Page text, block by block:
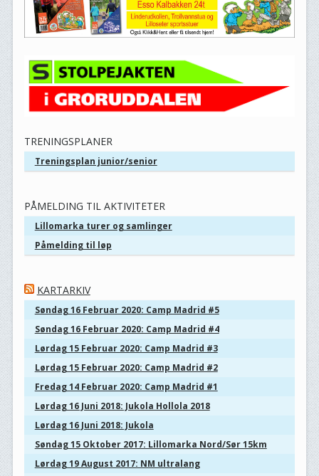
TRENINGSPLANER
Treningsplan junior/senior
PÅMELDING TIL AKTIVITETER
Lillomarka turer og samlinger
Påmelding til løp
KARTARKIV
Søndag 16 Februar 2020: Camp Madrid #5
Søndag 16 Februar 2020: Camp Madrid #4
Lørdag 15 Februar 2020: Camp Madrid #3
Lørdag 15 Februar 2020: Camp Madrid #2
Fredag 14 Februar 2020: Camp Madrid #1
Lørdag 16 Juni 2018: Jukola Hollola 2018
Lørdag 16 Juni 2018: Jukola
Søndag 15 Oktober 2017: Lillomarka Nord/Sør 15km
Lørdag 19 August 2017: NM ultralang